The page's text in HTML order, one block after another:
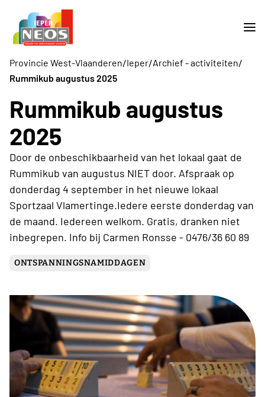
Provincie West-Vlaanderen/Ieper/Archief - activiteiten/
Rummikub augustus 2025
Rummikub augustus
2025
Door de onbeschikbaarheid van het lokaal gaat de
Rummikub van augustus NIET door. Afspraak op
donderdag 4 september in het nieuwe lokaal
Sportzaal Vlamertinge.Iedere eerste donderdag van
de maand. Iedereen welkom. Gratis, dranken niet
inbegrepen. Info bij Carmen Ronsse - 0476/36 60 89
ONTSPANNINGSNAMIDDAGEN